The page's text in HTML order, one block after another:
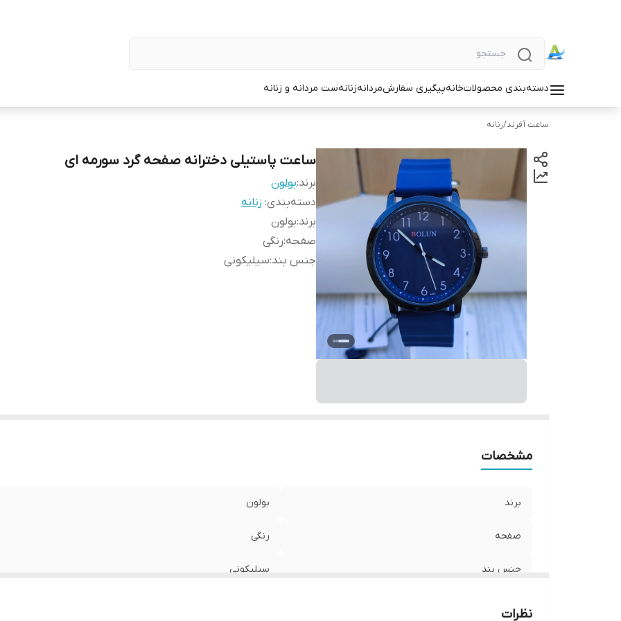
دسته‌بندی محصولاتخانهپیگیری سفارشمردانهزنانهست مردانه و زنانه
ساعت آفرند/زنانه
ساعت پاستیلی دخترانه صفحه گرد سورمه ای
برند:بولون
دسته‌بندی: زنانه
برند:بولون
صفحه:رنگی
جنس بند:سیلیکونی
مشخصات
برند بولون
صفحه رنگی
جنس بند سیلیکونی
نظرات